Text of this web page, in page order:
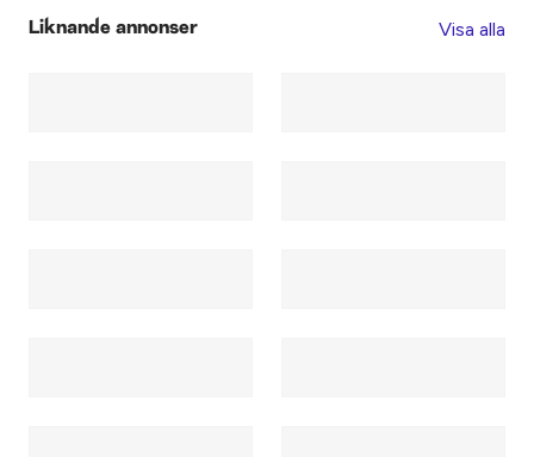
Liknande annonser Visa alla